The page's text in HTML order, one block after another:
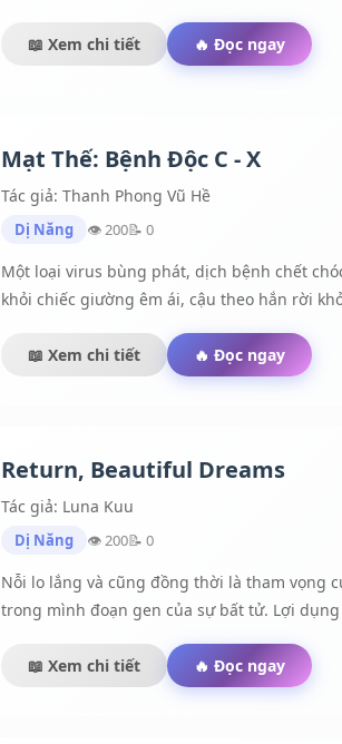
📖 Xem chi tiết 🔥 Đọc ngay
Mạt Thế: Bệnh Độc C - X
Tác giả: Thanh Phong Vũ Hề
Dị Năng 👁 200📝 0
Một loại virus bùng phát, dịch bệnh chết
khỏi chiếc giường êm ái, cậu theo hắn rời
📖 Xem chi tiết
🔥 Đọc ngay
Return, Beautiful Dreams
Tác giả: Luna Kuu
Dị Năng 👁 200📝 0
Nỗi lo lắng và cũng đồng thời là tham vọng
trong mình đoạn gen của sự bất tử. Lợi
📖 Xem chi tiết 🔥 Đọc ngay